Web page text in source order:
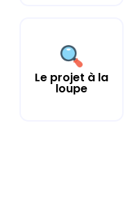
Le projet à la
loupe